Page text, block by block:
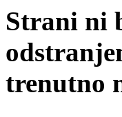
Strani ni
trenutno